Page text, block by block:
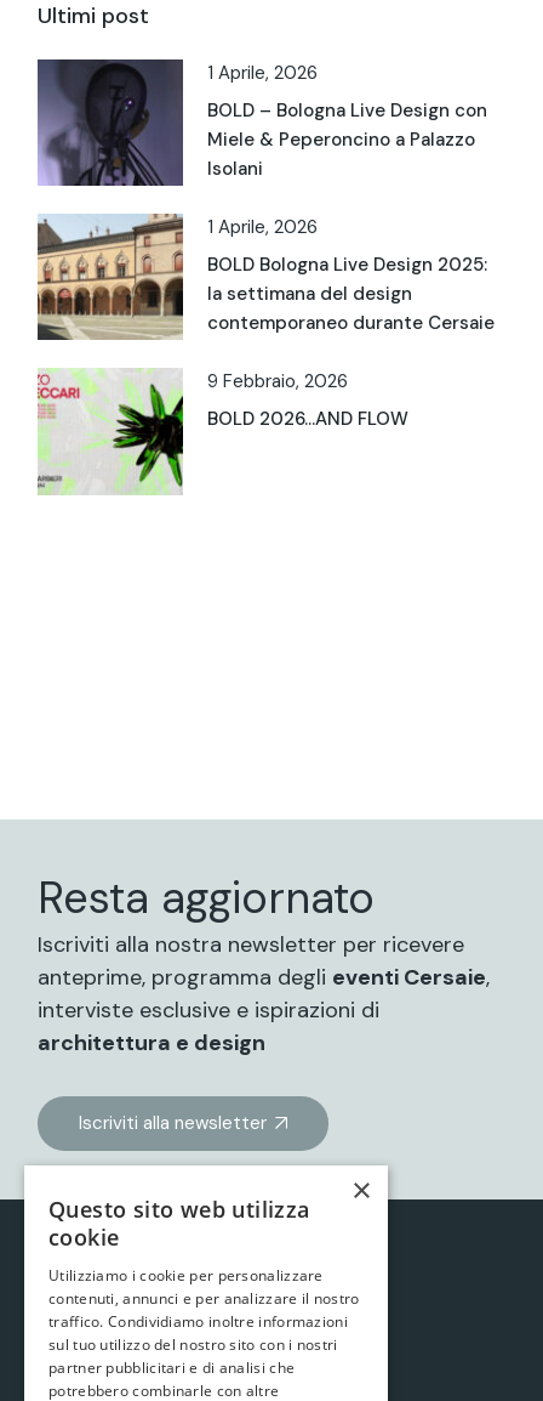
Ultimi post
1 Aprile, 2026
BOLD – Bologna Live Design con
Miele & Peperoncino a Palazzo
Isolani
1 Aprile, 2026
BOLD Bologna Live Design 2025:
la settimana del design
contemporaneo durante Cersaie
9 Febbraio, 2026
BOLD 2026…AND FLOW
Resta aggiornato
Iscriviti alla nostra newsletter per ricevere
anteprime, programma degli eventi Cersaie,
interviste esclusive e ispirazioni di
architettura e design
Iscriviti alla newsletter
×
Questo sito web utilizza
cookie
Utilizziamo i cookie per personalizzare
contenuti, annunci e per analizzare il nostro
traffico. Condividiamo inoltre informazioni
sul tuo utilizzo del nostro sito con i nostri
partner pubblicitari e di analisi che
potrebbero combinarle con altre